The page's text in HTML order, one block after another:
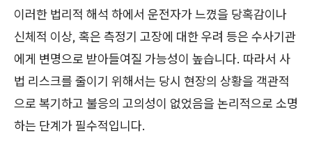
이러한 법리적 해석 하에서 운전자가 느꼈을 당혹감이나
신체적 이상, 혹은 측정기 고장에 대한 우려 등은 수사기관
에게 변명으로 받아들여질 가능성이 높습니다. 따라서 사
법 리스크를 줄이기 위해서는 당시 현장의 상황을 객관적
으로 복기하고 불응의 고의성이 없었음을 논리적으로 소명
하는 단계가 필수적입니다.